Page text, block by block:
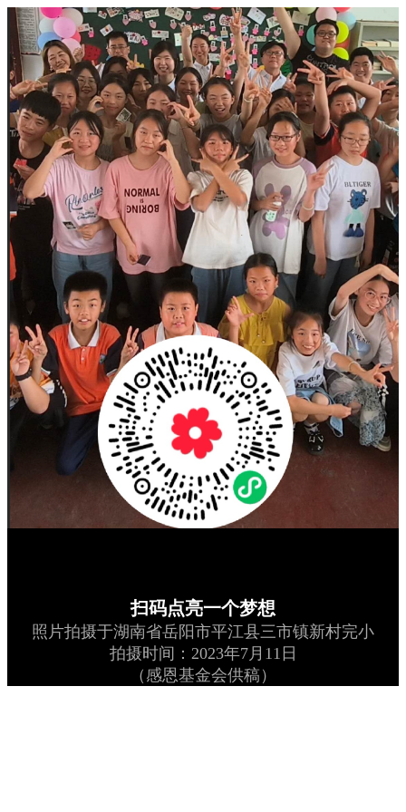
扫码点亮一个梦想
照片拍摄于湖南省岳阳市平江县三市镇新村完小
拍摄时间：2023年7月11日
（感恩基金会供稿）